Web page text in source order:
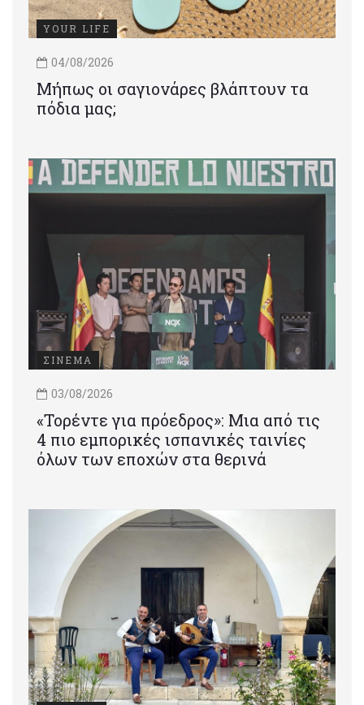
YOUR LIFE
04/08/2026
Μήπως οι σαγιονάρες βλάπτουν τα
πόδια μας;
ΣΙΝΕΜΑ
03/08/2026
«Τορέντε για πρόεδρος»: Mια από τις
4 πιο εμπορικές ισπανικές ταινίες
όλων των εποχών στα θερινά